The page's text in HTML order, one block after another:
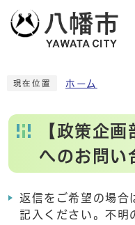
現在位置 ホーム
【政策企
へのお問い
返信をご希望の場合
記入ください。不明